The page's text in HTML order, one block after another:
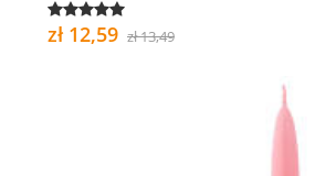
zł 12,59 zł 13,49